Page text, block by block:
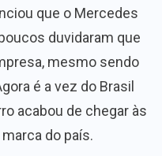
que o Mercedes
duvidaram que
mesmo sendo
é a vez do Brasil
acabou de chegar às
do país.